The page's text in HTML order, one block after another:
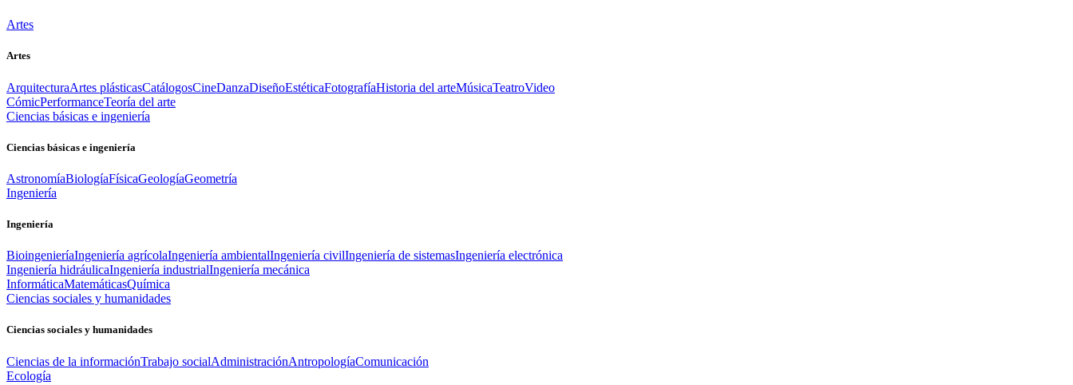
Artes
Artes
ArquitecturaArtes plásticasCatálogosCineDanzaDiseñoEstéticaFotografíaHistoria del arteMúsicaTeatroVideo
CómicPerformanceTeoría del arte
Ciencias básicas e ingeniería
Ciencias básicas e ingeniería
AstronomíaBiologíaFísicaGeologíaGeometría
Ingeniería
Ingeniería
BioingenieríaIngeniería agrícolaIngeniería ambientalIngeniería civilIngeniería de sistemasIngeniería electrónica
Ingeniería hidráulicaIngeniería industrialIngeniería mecánica
InformáticaMatemáticasQuímica
Ciencias sociales y humanidades
Ciencias sociales y humanidades
Ciencias de la informaciónTrabajo socialAdministraciónAntropologíaComunicación
Ecología